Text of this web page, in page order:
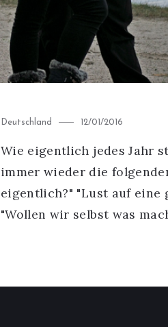
Category
Deutschland
Posted
12/01/2016
Wie eigentlich jedes Jahr
immer wieder die
eigentlich?" "Lust auf eine
"Wollen wir selbst was